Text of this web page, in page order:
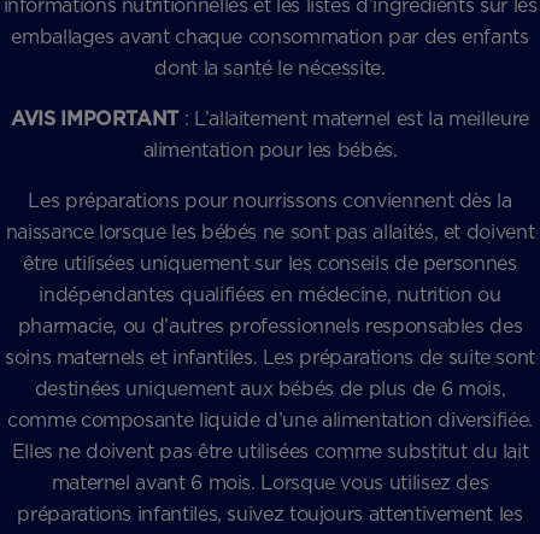
informations nutritionnelles et les listes d’ingrédients sur les
emballages avant chaque consommation par des enfants
dont la santé le nécessite.
AVIS IMPORTANT : L’allaitement maternel est la meilleure
alimentation pour les bébés.
Les préparations pour nourrissons conviennent dès la
naissance lorsque les bébés ne sont pas allaités, et doivent
être utilisées uniquement sur les conseils de personnes
indépendantes qualifiées en médecine, nutrition ou
pharmacie, ou d’autres professionnels responsables des
soins maternels et infantiles. Les préparations de suite sont
destinées uniquement aux bébés de plus de 6 mois,
comme composante liquide d’une alimentation diversifiée.
Elles ne doivent pas être utilisées comme substitut du lait
maternel avant 6 mois. Lorsque vous utilisez des
préparations infantiles, suivez toujours attentivement les